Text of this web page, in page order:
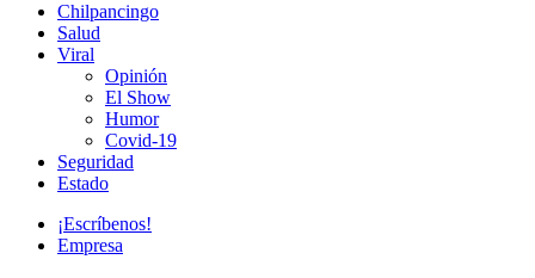
Chilpancingo
Salud
Viral
Opinión
El Show
Humor
Covid-19
Seguridad
Estado
¡Escríbenos!
Empresa